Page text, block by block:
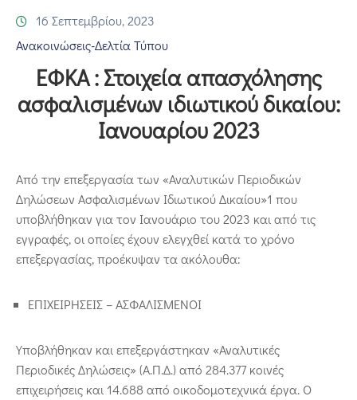
16 Σεπτεμβρίου, 2023
Ανακοινώσεις-Δελτία Τύπου
ΕΦΚΑ : Στοιχεία απασχόλησης
ασφαλισμένων ιδιωτικού δικαίου:
Ιανουαρίου 2023
Από την επεξεργασία των «Αναλυτικών Περιοδικών
Δηλώσεων Ασφαλισμένων Ιδιωτικού Δικαίου»1 που
υποβλήθηκαν για τον Ιανουάριο του 2023 και από τις
εγγραφές, οι οποίες έχουν ελεγχθεί κατά το χρόνο
επεξεργασίας, προέκυψαν τα ακόλουθα:
ΕΠΙΧΕΙΡΗΣΕΙΣ – ΑΣΦΑΛΙΣΜΕΝΟΙ
Υποβλήθηκαν και επεξεργάστηκαν «Αναλυτικές
Περιοδικές Δηλώσεις» (Α.Π.Δ.) από 284.377 κοινές
επιχειρήσεις και 14.688 από οικοδομοτεχνικά έργα. Ο